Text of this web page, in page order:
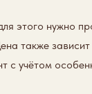
этого нужно
также
с учётом